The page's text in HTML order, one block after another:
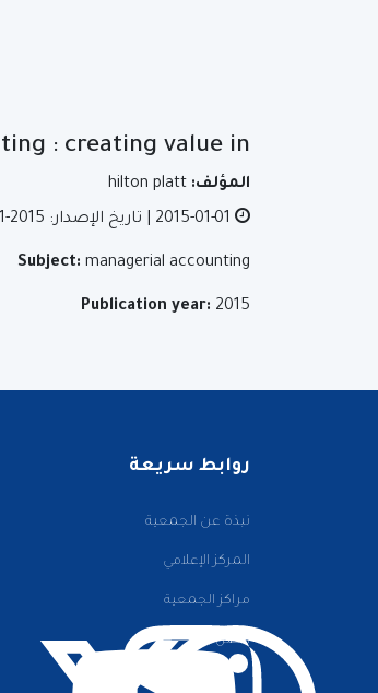
: creating value in …
المؤلف:
2015-01-01
| تاريخ الإصدار: 2015-01-01
Subject: managerial accounting
Publication year: 2015
روابط سريعة
نبذة عن الجمعية
المركز الإعلامي
مراكز الجمعية
اتصل بنا